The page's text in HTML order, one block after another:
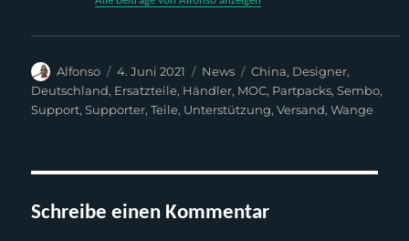
Autor
Alfonso
Veröffentlicht
am
4. Juni 2021 Kategorien
News Schlagwörter
China, Designer,
Deutschland, Ersatzteile, Händler, MOC, Partpacks,Sembo,
Support,Supporter,Teile, Unterstützung,Versand,Wange
Schreibe einen Kommentar